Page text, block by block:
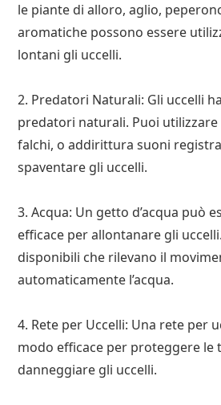
le piante di alloro, aglio,
aromatiche possono essere
lontani gli uccelli.
2. Predatori Naturali: Gli uccelli
predatori naturali. Puoi
falchi, o addirittura suoni
spaventare gli uccelli.
3. Acqua: Un getto d’acqua può
efficace per allontanare gli
disponibili che rilevano il
automaticamente l’acqua.
4. Rete per Uccelli: Una rete per
modo efficace per proteggere le
danneggiare gli uccelli.